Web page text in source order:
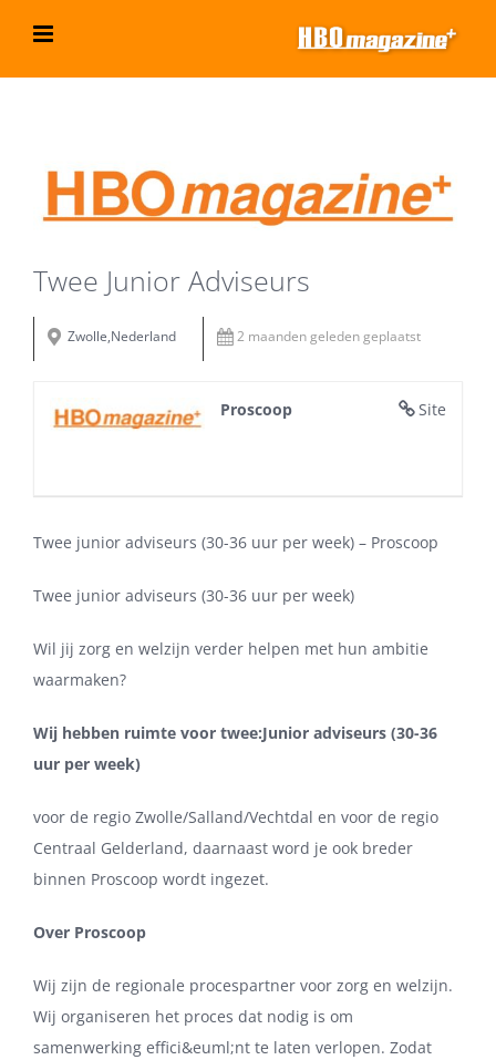
inhoud
grotere
afbeelding
Twee Junior Adviseurs
Zwolle,Nederland 2 maanden geleden geplaatst
Site
Proscoop
Twee junior adviseurs (30-36 uur per week) – Proscoop
Twee junior adviseurs (30-36 uur per week)
Wil jij zorg en welzijn verder helpen met hun ambitie
waarmaken?
Wij hebben ruimte voor twee:Junior adviseurs (30-36
uur per week)
voor de regio Zwolle/Salland/Vechtdal en voor de regio
Centraal Gelderland, daarnaast word je ook breder
binnen Proscoop wordt ingezet.
Over Proscoop
Wij zijn de regionale procespartner voor zorg en welzijn.
Wij organiseren het proces dat nodig is om
samenwerking effici&euml;nt te laten verlopen. Zodat